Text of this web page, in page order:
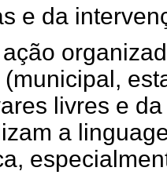
e da
livres e
a